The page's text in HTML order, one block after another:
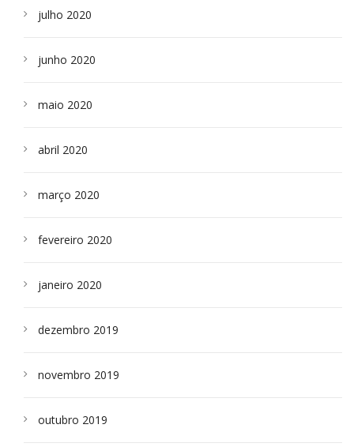
julho 2020
junho 2020
maio 2020
abril 2020
março 2020
fevereiro 2020
janeiro 2020
dezembro 2019
novembro 2019
outubro 2019